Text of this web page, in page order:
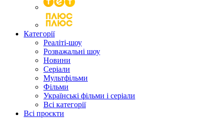
Категорії
Реаліті-шоу
Розважальні шоу
Новини
Серіали
Мультфільми
Фільми
Українські фільми і серіали
Всі категорії
Всі проєкти